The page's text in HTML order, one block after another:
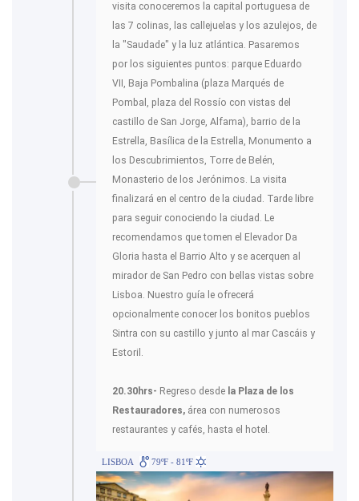
visita conoceremos la capital portuguesa de
las 7 colinas, las callejuelas y los azulejos, de
la "Saudade" y la luz atlántica. Pasaremos
por los siguientes puntos: parque Eduardo
VII, Baja Pombalina (plaza Marqués de
Pombal, plaza del Rossío con vistas del
castillo de San Jorge, Alfama), barrio de la
Estrella, Basílica de la Estrella, Monumento a
los Descubrimientos, Torre de Belén,
Monasterio de los Jerónimos. La visita
finalizará en el centro de la ciudad. Tarde libre
para seguir conociendo la ciudad. Le
recomendamos que tomen el Elevador Da
Gloria hasta el Barrio Alto y se acerquen al
mirador de San Pedro con bellas vistas sobre
Lisboa. Nuestro guía le ofrecerá
opcionalmente conocer los bonitos pueblos
Sintra con su castillo y junto al mar Cascáis y
Estoril.
20.30hrs- Regreso desde la Plaza de los
Restauradores, área con numerosos
restaurantes y cafés, hasta el hotel.
LISBOA 79ºF - 81ºF